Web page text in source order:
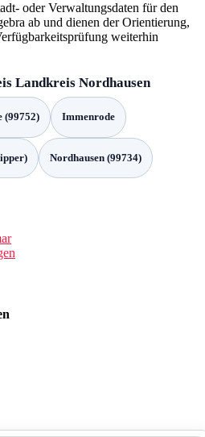
oder Verwaltungsdaten für den
ab und dienen der Orientierung,
weiterhin
Landkreis Nordhausen
(99752) Immenrode
Nordhausen (99734)